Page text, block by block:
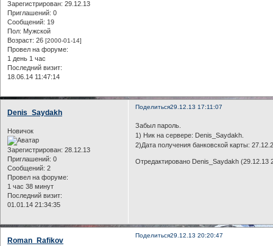
Зарегистрирован: 29.12.13
Приглашений: 0
Сообщений: 19
Пол: Мужской
Возраст: 26 [2000-01-14]
Провел на форуме:
1 день 1 час
Последний визит:
18.06.14 11:47:14
Поделиться29.12.13 17:11:07
Denis_Saydakh
Новичок
Зарегистрирован: 28.12.13
Приглашений: 0
Сообщений: 2
Провел на форуме:
1 час 38 минут
Последний визит:
01.01.14 21:34:35
Забыл пароль.
1) Ник на сервере: Denis_Saydakh.
2)Дата получения банковской карты:
Отредактировано Denis_Saydakh (29.12.13
Поделиться29.12.13 20:20:47
Roman_Rafikov